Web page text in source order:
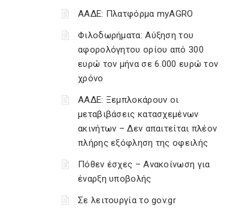
ΑΑΔΕ: Πλατφόρμα myAGRO
Φιλοδωρήματα: Αύξηση του
αφορολόγητου ορίου από 300
ευρώ τον μήνα σε 6.000 ευρώ τον
χρόνο
ΑΑΔΕ: Ξεμπλοκάρουν οι
μεταβιβάσεις κατασχεμένων
ακινήτων – Δεν απαιτείται πλέον
πλήρης εξόφληση της οφειλής
Πόθεν έσχες – Ανακοίνωση για
έναρξη υποβολής
Σε λειτουργία το gov.gr